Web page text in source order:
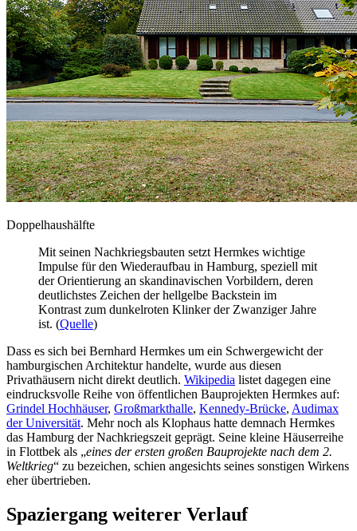
Doppelhaushälfte
Mit seinen Nachkriegsbauten setzt Hermkes wichtige
Impulse für den Wiederaufbau in Hamburg, speziell mit
der Orientierung an skandinavischen Vorbildern, deren
deutlichstes Zeichen der hellgelbe Backstein im
Kontrast zum dunkelroten Klinker der Zwanziger Jahre
ist. (Quelle)
Dass es sich bei Bernhard Hermkes um ein Schwergewicht der
hamburgischen Architektur handelte, wurde aus diesen
Privathäusern nicht direkt deutlich. Wikipedia listet dagegen eine
eindrucksvolle Reihe von öffentlichen Bauprojekten Hermkes auf:
Grindel Hochhäuser, Großmarkthalle, Kennedy-Brücke, Audimax
der Universität. Mehr noch als Klophaus hatte demnach Hermkes
das Hamburg der Nachkriegszeit geprägt. Seine kleine Häuserreihe
in Flottbek als „eines der ersten großen Bauprojekte nach dem 2.
Weltkrieg“ zu bezeichen, schien angesichts seines sonstigen Wirkens
eher übertrieben.
Spaziergang weiterer Verlauf